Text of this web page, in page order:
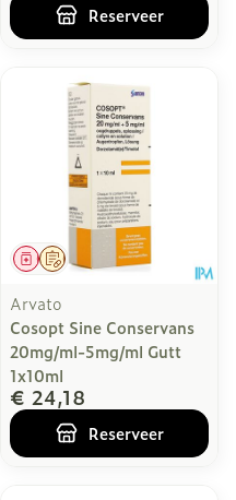
Reserveer
Op voorschrift
Geneesmiddel
Arvato
Cosopt Sine Conservans
20mg/ml-5mg/ml Gutt
1x10ml
€ 24,18
Reserveer